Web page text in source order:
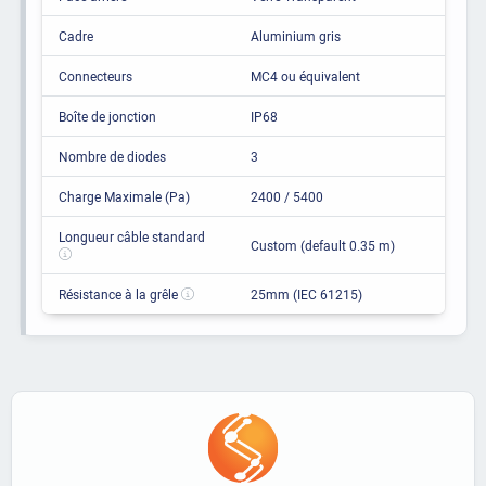
Cadre Aluminium gris
Connecteurs MC4 ou équivalent
Boîte de jonction IP68
Nombre de diodes 3
Charge Maximale (Pa) 2400 / 5400
Longueur câble standard Custom (default 0.35 m)
Résistance à la grêle 25mm (IEC 61215)